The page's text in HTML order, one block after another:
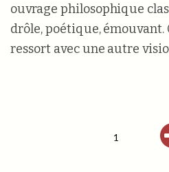
ouvrage philosophique
drôle, poétique,
ressort avec une autre
1